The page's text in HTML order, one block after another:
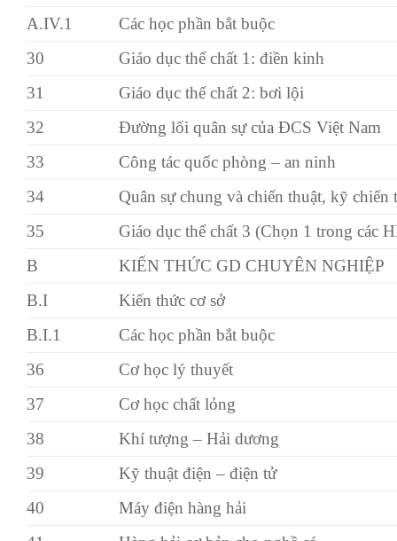
A.IV.1
Các học phần bắt buộc
30
Giáo dục thể chất 1: điền kinh
31
Giáo dục thể chất 2: bơi lội
32
Đường lối quân sự của ĐCS Việt Nam
33
Công tác quốc phòng – an ninh
34
Quân sự chung và chiến thuật, kỹ chiến
35
Giáo dục thể chất 3 (Chọn 1 trong các
B
KIẾN THỨC GD CHUYÊN NGHIỆP
B.I
Kiến thức cơ sở
B.I.1
Các học phần bắt buộc
36
Cơ học lý thuyết
37
Cơ học chất lỏng
38
Khí tượng – Hải dương
39
Kỹ thuật điện – điện tử
40
Máy điện hàng hải